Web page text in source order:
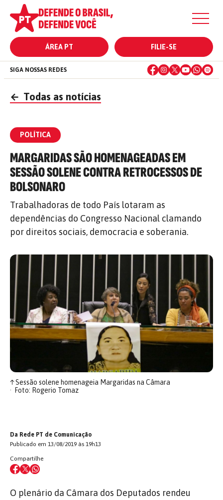
ÁREA PT FILIE-SE
SIGA NOSSAS REDES
← Todas as notícias
POLÍTICA
MARGARIDAS SÃO HOMENAGEADAS EM
SESSÃO SOLENE CONTRA RETROCESSOS DE
BOLSONARO
Trabalhadoras de todo País lotaram as
dependências do Congresso Nacional clamando
por direitos sociais, democracia e soberania.
↑Sessão solene homenageia Margaridas na Câmara
Foto: Rogerio Tomaz
Da Rede PT de Comunicação
Publicado em 13/08/2019 às 19h13
Compartilhe
O plenário da Câmara dos Deputados rendeu